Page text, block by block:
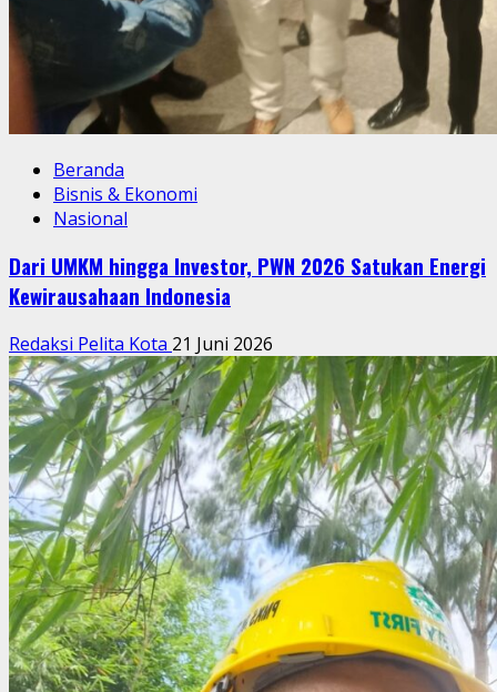
Beranda
Bisnis & Ekonomi
Nasional
Dari UMKM hingga Investor, PWN 2026 Satukan Energi
Kewirausahaan Indonesia
Redaksi Pelita Kota 21 Juni 2026